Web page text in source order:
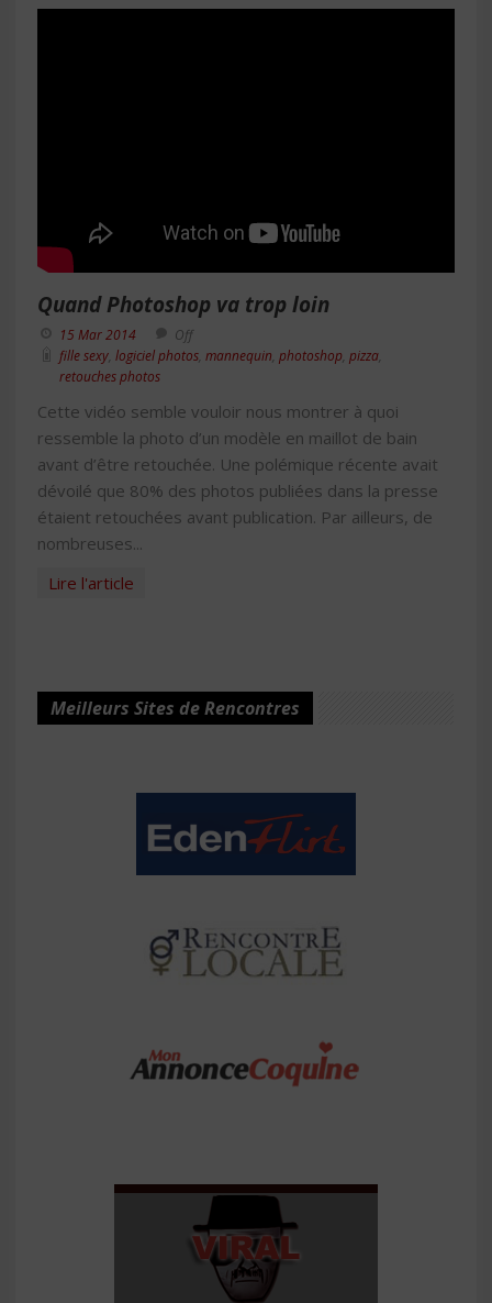
Quand Photoshop va trop loin
15 Mar 2014
Off
fille sexy logiciel photos mannequin photoshop pizza
retouches photos
Cette vidéo semble vouloir nous montrer à quoi
ressemble la photo d’un modèle en maillot de bain
avant d’être retouchée. Une polémique récente avait
dévoilé que 80% des photos publiées dans la presse
étaient retouchées avant publication. Par ailleurs, de
nombreuses...
Lire l'article
Meilleurs Sites de Rencontres